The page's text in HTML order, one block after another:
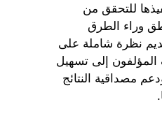
للتحقق من
وراء الطرق
نظرة شاملة على
المؤلفون إلى تسهيل
مصداقية النتائج